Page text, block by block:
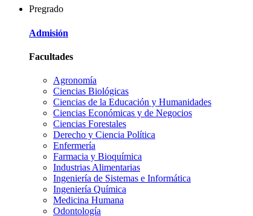
Pregrado
Admisión
Facultades
Agronomía
Ciencias Biológicas
Ciencias de la Educación y Humanidades
Ciencias Económicas y de Negocios
Ciencias Forestales
Derecho y Ciencia Política
Enfermería
Farmacia y Bioquímica
Industrias Alimentarias
Ingeniería de Sistemas e Informática
Ingeniería Química
Medicina Humana
Odontología